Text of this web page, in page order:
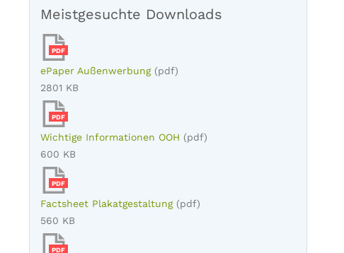
Meistgesuchte Downloads
PDF
ePaper Außenwerbung (pdf)
2801 KB
PDF
Wichtige Informationen OOH (pdf)
600 KB
PDF
Factsheet Plakatgestaltung (pdf)
560 KB
PDF